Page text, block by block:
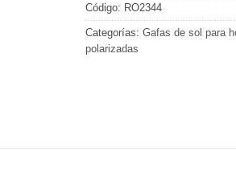
Código: RO2344
Categorías: Gafas de sol para
polarizadas